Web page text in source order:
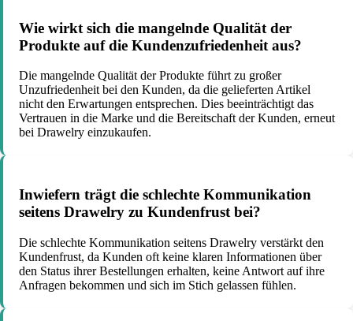
Wie wirkt sich die mangelnde Qualität der
Produkte auf die Kundenzufriedenheit aus?
Die mangelnde Qualität der Produkte führt zu großer
Unzufriedenheit bei den Kunden, da die gelieferten Artikel
nicht den Erwartungen entsprechen. Dies beeinträchtigt das
Vertrauen in die Marke und die Bereitschaft der Kunden, erneut
bei Drawelry einzukaufen.
Inwiefern trägt die schlechte Kommunikation
seitens Drawelry zu Kundenfrust bei?
Die schlechte Kommunikation seitens Drawelry verstärkt den
Kundenfrust, da Kunden oft keine klaren Informationen über
den Status ihrer Bestellungen erhalten, keine Antwort auf ihre
Anfragen bekommen und sich im Stich gelassen fühlen.